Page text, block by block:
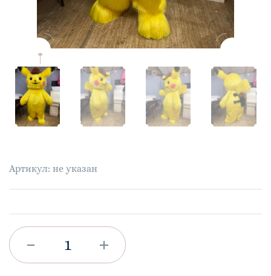
Артикул: не указан